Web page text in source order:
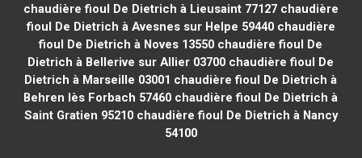
chaudière fioul De Dietrich à Lieusaint 77127chaudière
fioul De Dietrich à Avesnes sur Helpe 59440chaudière
fioul De Dietrich à Noves 13550 chaudière fioul De
Dietrich à Bellerive sur Allier 03700 chaudière fioul De
Dietrich à Marseille 03001 chaudière fioul De Dietrich à
Behren lès Forbach 57460 chaudière fioul De Dietrich à
Saint Gratien 95210chaudière fioul De Dietrich à Nancy
54100